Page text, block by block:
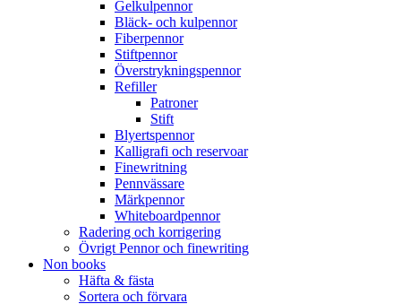
Gelkulpennor
Bläck- och kulpennor
Fiberpennor
Stiftpennor
Överstrykningspennor
Refiller
Patroner
Stift
Blyertspennor
Kalligrafi och reservoar
Finewritning
Pennvässare
Märkpennor
Whiteboardpennor
Radering och korrigering
Övrigt Pennor och finewriting
Non books
Häfta & fästa
Sortera och förvara